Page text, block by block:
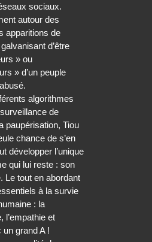
sociaux.
autour des
apparitions de
d’être
» ou
» d’un peuple
algorithmes
de
paupérisation, Tiou
chance de s’en
développer l’unique
qui lui reste : son
Le tout en abordant
à la survie
: la
l’empathie et
un grand A !